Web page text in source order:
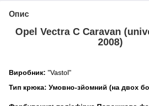
Опис
Opel Vectra C Caravan
2008)
Виробник: "Vastol"
Тип крюка: Умовно-зйомний (на двох